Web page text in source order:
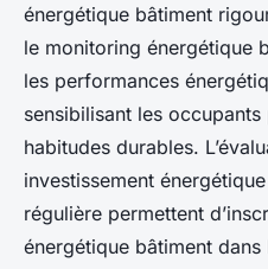
énergétique bâtiment
le monitoring énergétique
les performances
sensibilisant les
habitudes durables.
investissement
régulière permettent
énergétique bâtiment dans